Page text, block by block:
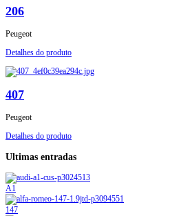
206
Peugeot
Detalhes do produto
407
Peugeot
Detalhes do produto
Ultimas entradas
A1
147